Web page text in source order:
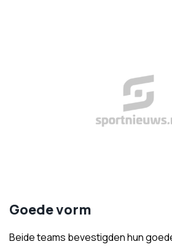
Goede vorm
Beide teams bevestigden hun